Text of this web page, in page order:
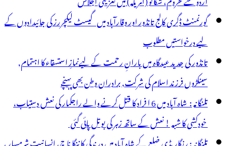
گورنمنٹ ڈگری کالج تانڈور اور وقارآباد میں گیسٹ لیکچررز کی جائیدادوں کے
لیے درخواستیں مطلوب
تانڈور کی جدید عیدگاہ میں بارانِ رحمت کے لیےنمازِ استسقاء کا اہتمام,
سینکڑوں فرزند اسلام کی شرکت, برادران وطن بھی پہنچے
تلنگانہ : شاہ آباد میں 6 ا فراد کا قتل کرنے والے راجکمار کی نعش دستیاب،
خودکشی کا شبہ ! نعش کے ساتھ زہر کی بوتل پائی گئی